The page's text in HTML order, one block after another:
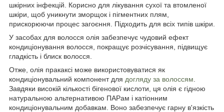
шкірних інфекцій. Корисно для лікування сухої та втомленої
шкіри, щоб уникнути зморщок і пігментних плям,
прискорюючи процес загоєння. Підходить для всіх типів шкіри.
У засобах для волосся олія забезпечує чудовий ефект
кондиціонування волосся, покращує розчісування, підвищує
гладкість і блиск волосся.
Отже, олія пракаксі може використовуватися як
кондиціонувальний компонент для догляду за волоссям
Завдяки високій кількості бігенової кислоти, ця олія є гідною
натуральною альтернативою ПАРам і катіонним
кондиціонувальним добавкам. Воно забезпечує гарну в'язкість